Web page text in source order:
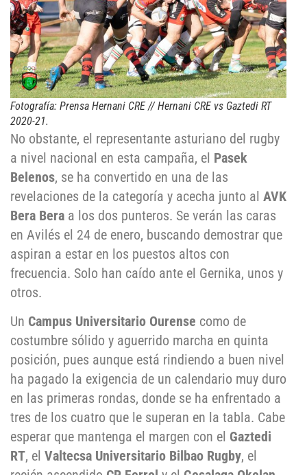
Fotografía: Prensa Hernani CRE // Hernani CRE vs Gaztedi RT
2020-21.
No obstante, el representante asturiano del rugby
a nivel nacional en esta campaña, el Pasek
Belenos, se ha convertido en una de las
revelaciones de la categoría y acecha junto al AVK
Bera Bera a los dos punteros. Se verán las caras
en Avilés el 24 de enero, buscando demostrar que
aspiran a estar en los puestos altos con
frecuencia. Solo han caído ante el Gernika, unos y
otros.
Un Campus Universitario Ourense como de
costumbre sólido y aguerrido marcha en quinta
posición, pues aunque está rindiendo a buen nivel
ha pagado la exigencia de un calendario muy duro
en las primeras rondas, donde se ha enfrentado a
tres de los cuatro que le superan en la tabla. Cabe
esperar que mantenga el margen con el Gaztedi
RT, el Valtecsa Universitario Bilbao Rugby, el